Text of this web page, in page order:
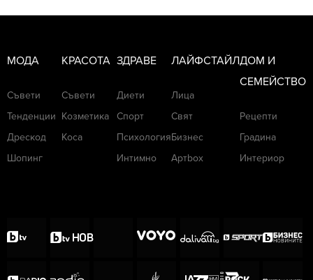
МОДА
Съвети
Тенденции
Дрескод
Шопинг
КРАСОТА
Съвети
Козметика
Коса
ЗДРАВЕ
Диети
Спорт
Психология
Интимно
ЛАЙФСТАЙЛ
Лица
Свят
Бизнес
Артbox
ДОМ И
СЕМЕЙСТВО
Рецепти
Градина
Интериор